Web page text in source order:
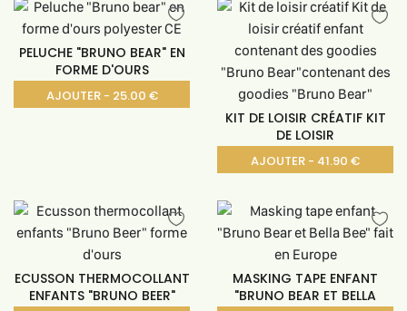
PELUCHE "BRUNO BEAR" EN
FORME D'OURS
AJOUTER - 25.00 €
KIT DE LOISIR CRÉATIF KIT
DE LOISIR
AJOUTER - 41.90 €
ECUSSON THERMOCOLLANT
ENFANTS "BRUNO BEER"
MASKING TAPE ENFANT
"BRUNO BEAR ET BELLA